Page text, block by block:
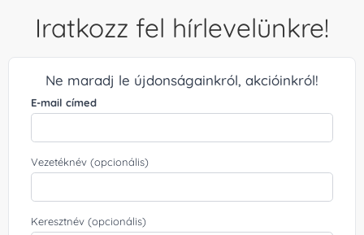
Iratkozz fel hírlevelünkre!
Ne maradj le újdonságainkról, akcióinkról!
E-mail címed
Vezetéknév (opcionális)
Keresztnév (opcionális)